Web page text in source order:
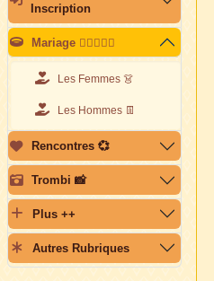
Inscription
Mariage 👩🏽‍❤️‍👨🏽
Les Femmes 👗
Les Hommes 👖
Rencontres 💞
Trombi 📸
Plus ++
Autres Rubriques